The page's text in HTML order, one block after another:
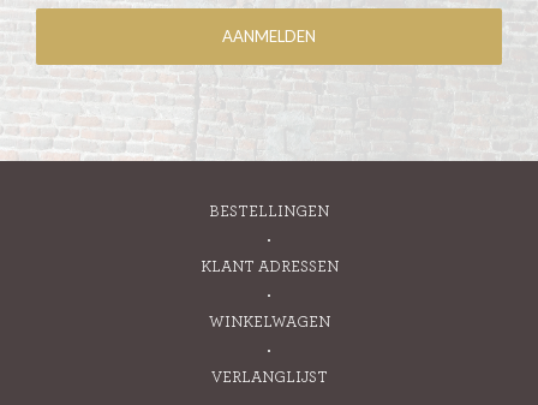
BESTELLINGEN
KLANT ADRESSEN
WINKELWAGEN
VERLANGLIJST